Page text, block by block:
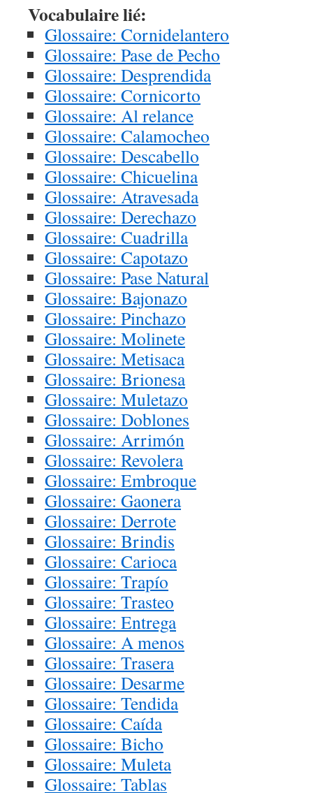
Vocabulaire lié:
Glossaire: Cornidelantero
Glossaire: Pase de Pecho
Glossaire: Desprendida
Glossaire: Cornicorto
Glossaire: Al relance
Glossaire: Calamocheo
Glossaire: Descabello
Glossaire: Chicuelina
Glossaire: Atravesada
Glossaire: Derechazo
Glossaire: Cuadrilla
Glossaire: Capotazo
Glossaire: Pase Natural
Glossaire: Bajonazo
Glossaire: Pinchazo
Glossaire: Molinete
Glossaire: Metisaca
Glossaire: Brionesa
Glossaire: Muletazo
Glossaire: Doblones
Glossaire: Arrimón
Glossaire: Revolera
Glossaire: Embroque
Glossaire: Gaonera
Glossaire: Derrote
Glossaire: Brindis
Glossaire: Carioca
Glossaire: Trapío
Glossaire: Trasteo
Glossaire: Entrega
Glossaire: A menos
Glossaire: Trasera
Glossaire: Desarme
Glossaire: Tendida
Glossaire: Caída
Glossaire: Bicho
Glossaire: Muleta
Glossaire: Tablas